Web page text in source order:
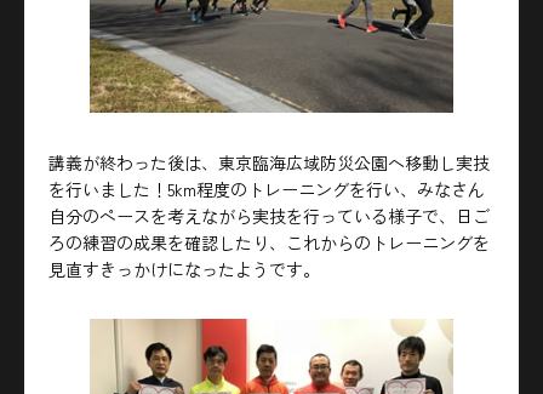
講義が終わった後は、東京臨海広域防災公園へ移動し実技
を行いました！5km程度のトレーニングを行い、みなさん
自分のペースを考えながら実技を行っている様子で、日ご
ろの練習の成果を確認したり、これからのトレーニングを
見直すきっかけになったようです。